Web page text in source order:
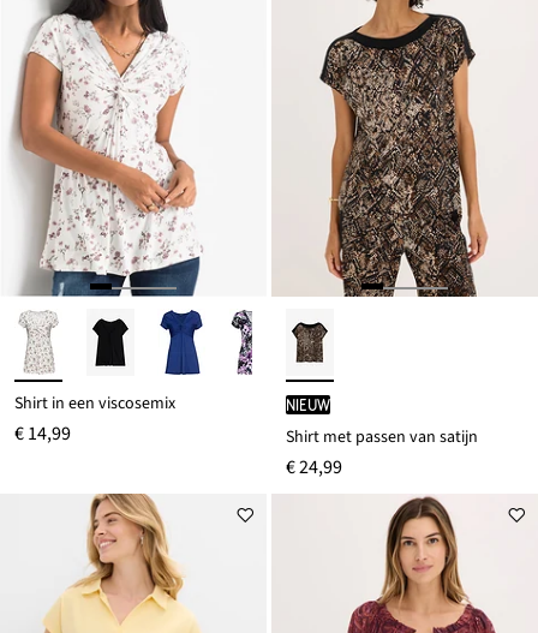
Shirt in een viscosemix
€ 14,99
Nieuw
Shirt met passen van satijn
€ 24,99